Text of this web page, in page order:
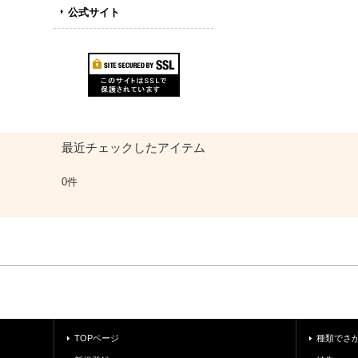
公式サイト
最近チェックしたアイテム
0件
TOPページ 種類でさ